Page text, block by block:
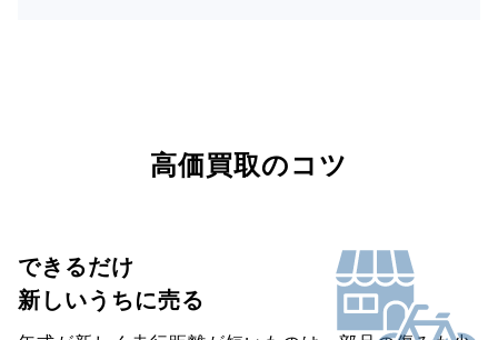
高価買取のコツ
できるだけ
新しいうちに売る